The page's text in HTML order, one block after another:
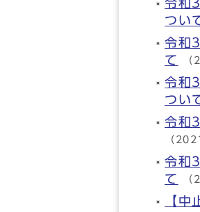
令和
つい
令和
て （
令和
つい
令和
（
令和
て （
【中